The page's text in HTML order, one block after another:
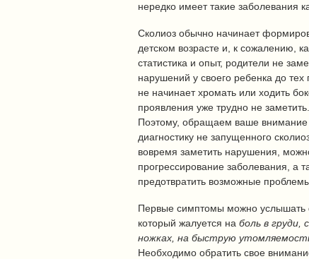
нередко имеет такие заболевания
Сколиоз обычно начинает
детском возрасте и, к сожалению,
статистика и опыт, родители не
нарушений у своего ребенка до тех
не начинает хромать или ходить
проявления уже трудно не заметить.
Поэтому, обращаем ваше
диагностику не запущенного
вовремя заметить нарушения,
прогрессирование заболевания, а
предотвратить возможные
Первые симптомы можно услышать
который жалуется на боль в груди,
ножках, на быструю
Необходимо обратить свое